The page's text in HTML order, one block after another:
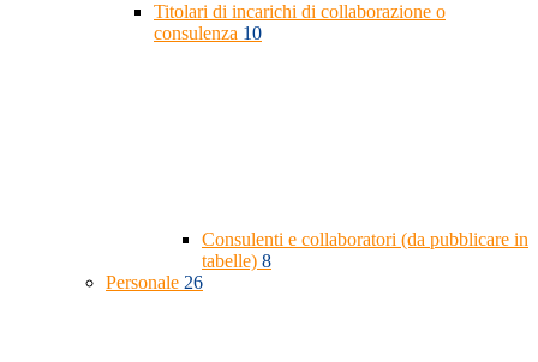
Titolari di incarichi di collaborazione o
consulenza 10
Consulenti e collaboratori (da pubblicare in
tabelle) 8
Personale 26